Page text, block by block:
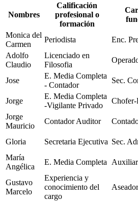
Nombres
Calificación
profesional o
formación
Monica del
Carmen
Periodista Enc.
Adolfo
Claudio
Licenciado en
Filosofia
Jose
E. Media Completa
- Contador
Sec.
Jorge
E. Media Completa
-Vigilante Privado
Chofer-
Jorge
Mauricio
Contador Auditor
Gloria Secretaria Ejecutiva Sec.
María
Angélica
E. Media Completa
Gustavo
Marcelo
Experiencia y
conocimiento del
cargo